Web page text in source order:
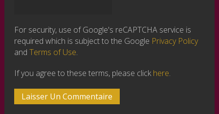
For security, use of Google's reCAPTCHA service is
required which is subject to the Google Privacy Policy
andTerms of Use.
If you agree to these terms, please clickhere.